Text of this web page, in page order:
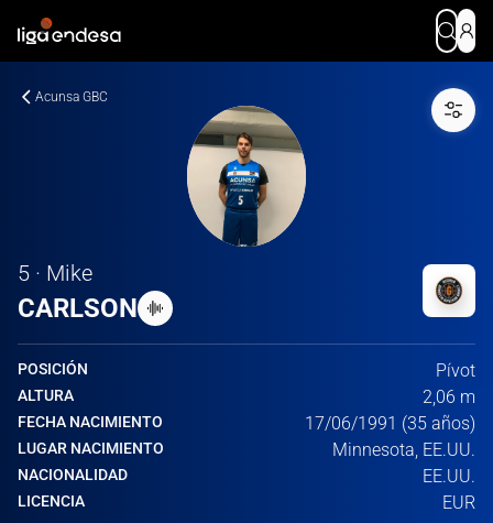
Acunsa GBC
5 · Mike
CARLSON
POSICIÓN Pívot
ALTURA 2,06 m
FECHA NACIMIENTO 17/06/1991 (35 años)
LUGAR NACIMIENTO Minnesota, EE.UU.
NACIONALIDAD EE.UU.
LICENCIA EUR